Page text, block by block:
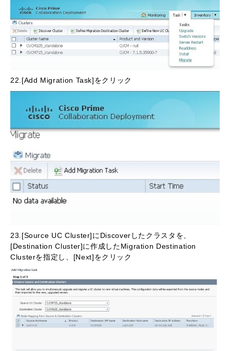
22.[Add Migration Task]をクリック
23.[Source UC Cluster]にDiscoverしたクラスタを、
[Destination Cluster]に作成したMigration Destination
Clusterを指定し、[Next]をクリック